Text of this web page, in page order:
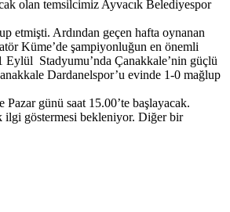
olan temsilcimiz Ayvacık Belediyespor
etmişti. Ardından geçen hafta oynanan
Küme’de şampiyonluğun en önemli
Eylül Stadyumu’nda Çanakkale’nin güçlü
Dardanelspor’u evinde 1-0 mağlup
günü saat 15.00’te başlayacak.
ilgi göstermesi bekleniyor. Diğer bir